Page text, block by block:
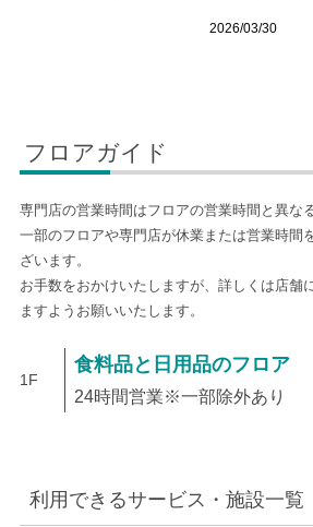
2026/03/30
フロアガイド
専門店の営業時間はフロアの営業時間と異な
一部のフロアや専門店が休業または営業時間
ざいます。
お手数をおかけいたしますが、詳しくは店舗
ますようお願いいたします。
1F
食料品と日用品のフロア
24時間営業※一部除外あり
利用できるサービス・施設一覧